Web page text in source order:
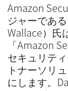
Amazon
ジャーであ
Wallace）氏
「Amazon
セキュリテ
トナーソリ
にします。